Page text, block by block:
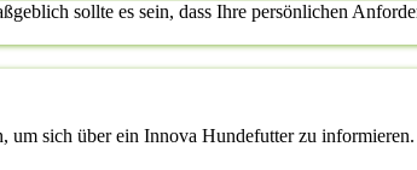
sollte es sein, dass Ihre persönlichen
sich über ein Innova Hundefutter zu